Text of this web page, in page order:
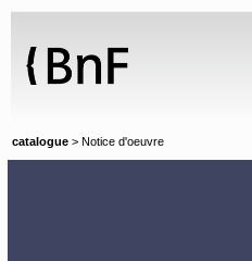
catalogue > Notice d'oeuvre